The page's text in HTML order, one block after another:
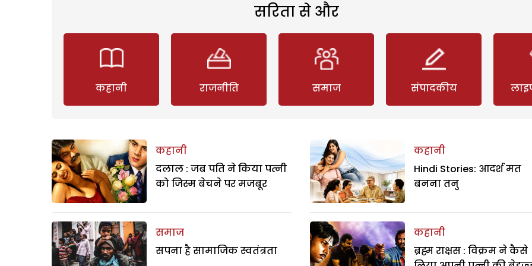
सरिता से और
कहानी राजनीति समाज संपादकीय
कहानी
दलाल : जब पति ने किया पत्नी
को जिस्म बेचने पर मजबूर
समाज
सपना है सामाजिक स्वतंत्रता
कहानी
Hindi Stories: आदर्श मत
बनना तनु
कहानी
ब्रह्म राक्षस : विक्रम ने कैसे